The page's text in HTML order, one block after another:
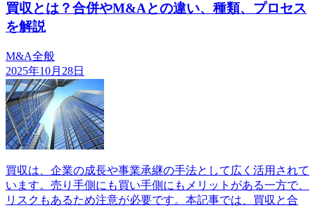
買収とは？合併やM&Aとの違い、種類、プロセス
を解説
M&A全般
2025年10月28日
買収は、企業の成長や事業承継の手法として広く活用されて
います。売り手側にも買い手側にもメリットがある一方で、
リスクもあるため注意が必要です。本記事では、買収と合